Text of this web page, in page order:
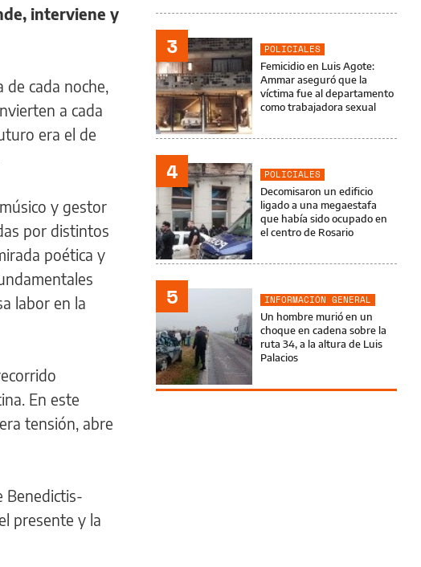
interviene y
de cada noche,
a cada
era el de
y gestor
por distintos
poética y
labor en la
En este
tensión, abre
Benedictis-
presente y la
3
POLICIALES
Femicidio en Luis Agote:
Ammar aseguró que la
víctima fue al departamento
como trabajadora sexual
4
POLICIALES
Decomisaron un edificio
ligado a una megaestafa
que había sido ocupado en
el centro de Rosario
5
INFORMACIÓN GENERAL
Un hombre murió en un
choque en cadena sobre la
ruta 34, a la altura de Luis
Palacios